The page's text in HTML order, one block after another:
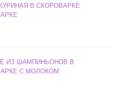
В СКОРОВАРКЕ
ИЗ ШАМПИНЬОНОВ В
С МОЛОКОМ